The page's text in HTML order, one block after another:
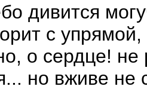
дивится
с
о сердце! не
но вживе не